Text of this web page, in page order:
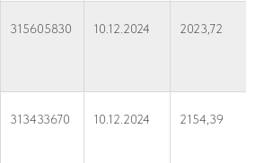
315605830 10.12.2024 2023,72
313433670 10.12.2024 2154,39